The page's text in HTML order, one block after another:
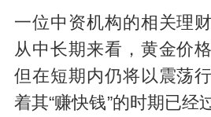
一位中资机构的相关理
从中长期来看，黄金价
但在短期内仍将以震荡
着其“赚快钱”的时期已经